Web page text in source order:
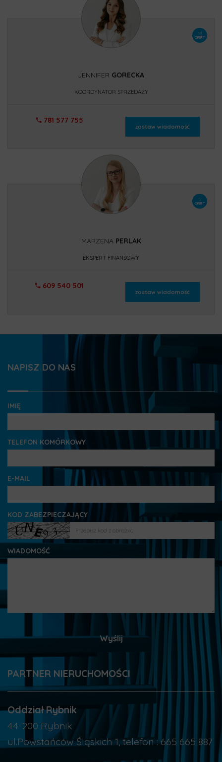
13
OFERT
JENNIFER GORECKA
KOORDYNATOR SPRZEDAŻY
781 577 755
zostaw wiadomość
0
OFERT
MARZENA PERLAK
EKSPERT FINANSOWY
609 540 501
zostaw wiadomość
NAPISZ DO NAS
IMIĘ
TELEFON KOMÓRKOWY
E-MAIL
KOD ZABEZPIECZAJĄCY
WIADOMOŚĆ
PARTNER NIERUCHOMOŚCI
Oddział Rybnik
44-200 Rybnik
ul.Powstańców Śląskich 1, telefon : 665 665 887